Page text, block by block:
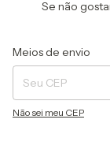
Se não
Entregas para o CEP:
Meios de envio
Não sei meu CEP